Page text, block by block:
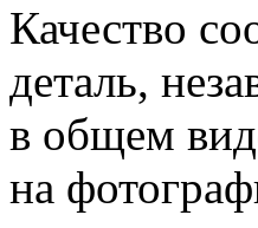
Качество
деталь,
в общем
на